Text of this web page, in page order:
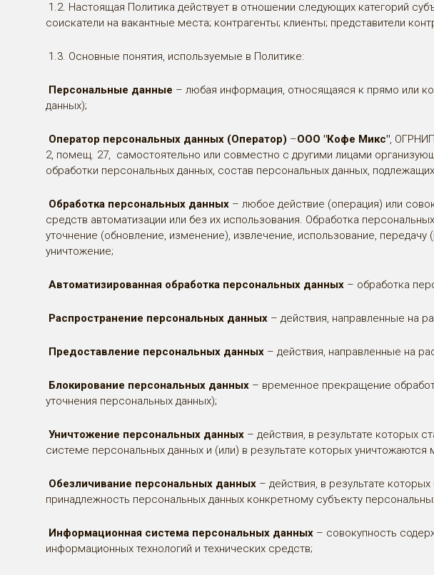
1.2. Настоящая Политика действует в отношении следующих категорий
соискатели на вакантные места; контрагенты; клиенты; представители
1.3. Основные понятия, используемые в Политике:
Персональные данные – любая информация, относящаяся к прямо или
данных);
Оператор персональных данных (Оператор) –ООО "Кофе Микс", ОГРНИП
2, помещ. 27, самостоятельно или совместно с другими лицами
обработки персональных данных, состав персональных данных,
Обработка персональных данных – любое действие (операция) или
средств автоматизации или без их использования. Обработка
уточнение (обновление, изменение), извлечение, использование,
уничтожение;
Автоматизированная обработка персональных данных – обработка
Распространение персональных данных – действия, направленные на
Предоставление персональных данных – действия, направленные на
Блокирование персональных данных – временное прекращение
уточнения персональных данных);
Уничтожение персональных данных – действия, в результате которых
системе персональных данных и (или) в результате которых
Обезличивание персональных данных – действия, в результате
принадлежность персональных данных конкретному субъекту
Информационная система персональных данных – совокупность
информационных технологий и технических средств;